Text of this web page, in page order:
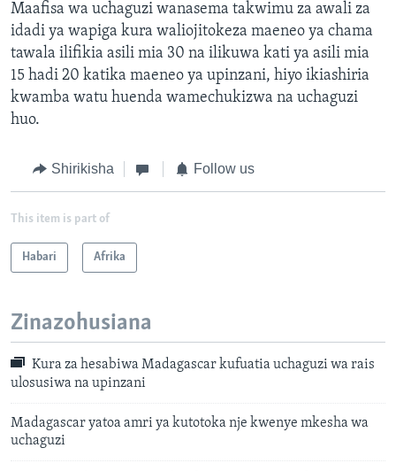
Maafisa wa uchaguzi wanasema takwimu za awali za
idadi ya wapiga kura waliojitokeza maeneo ya chama
tawala ilifikia asili mia 30 na ilikuwa kati ya asili mia
15 hadi 20 katika maeneo ya upinzani, hiyo ikiashiria
kwamba watu huenda wamechukizwa na uchaguzi
huo.
Shirikisha Follow us
This item is part of
Habari Afrika
Zinazohusiana
Kura za hesabiwa Madagascar kufuatia uchaguzi wa rais
ulosusiwa na upinzani
Madagascar yatoa amri ya kutotoka nje kwenye mkesha wa
uchaguzi